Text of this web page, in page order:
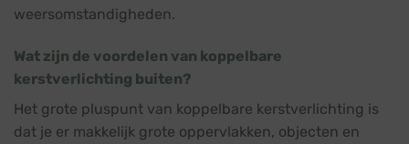
weersomstandigheden.
Wat zijn de voordelen van koppelbare
kerstverlichting buiten?
Het grote pluspunt van koppelbare kerstverlichting is
dat je er makkelijk grote oppervlakken, objecten en